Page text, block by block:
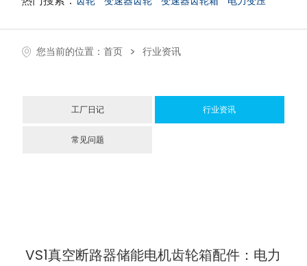
您当前的位置：首页 > 行业资讯
工厂日记 行业资讯
常见问题
VS1真空断路器储能电机齿轮箱配件：电力